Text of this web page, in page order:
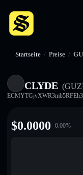
Startseite / Preise /
CLYDE
$0.0000 0.00%